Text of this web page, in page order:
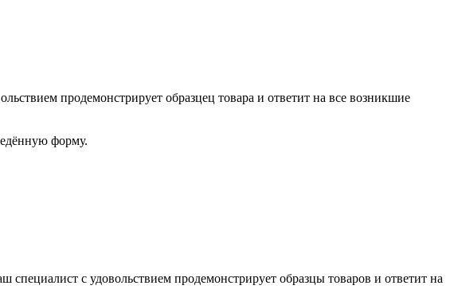
продемонстрирует образцец товара и ответит на все возникшие
форму.
с удовольствием продемонстрирует образцы товаров и ответит на